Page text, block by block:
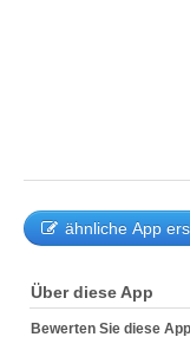
ähnliche App
Über diese App
Bewerten Sie diese